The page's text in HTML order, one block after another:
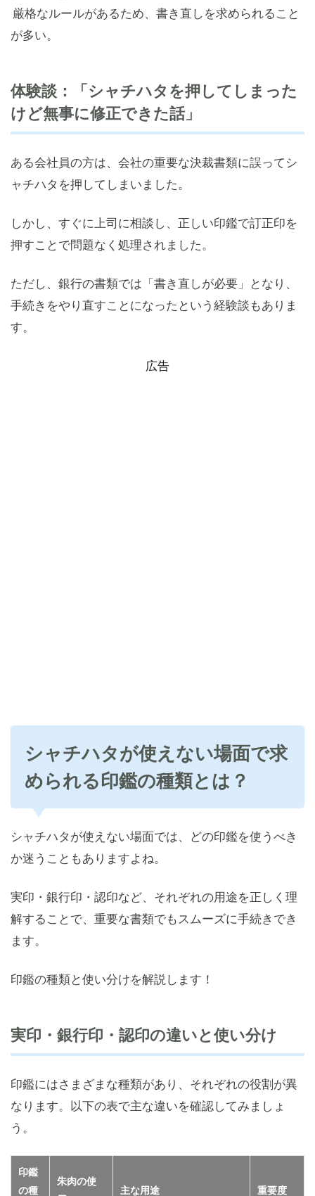
厳格なルールがあるため、書き直しを求められること
が多い。
体験談：「シャチハタを押してしまった
けど無事に修正できた話」
ある会社員の方は、会社の重要な決裁書類に誤ってシ
ャチハタを押してしまいました。
しかし、すぐに上司に相談し、正しい印鑑で訂正印を
押すことで問題なく処理されました。
ただし、銀行の書類では「書き直しが必要」となり、
手続きをやり直すことになったという経験談もありま
す。
広告
シャチハタが使えない場面で求
められる印鑑の種類とは？
シャチハタが使えない場面では、どの印鑑を使うべき
か迷うこともありますよね。
実印・銀行印・認印など、それぞれの用途を正しく理
解することで、重要な書類でもスムーズに手続きでき
ます。
印鑑の種類と使い分けを解説します！
実印・銀行印・認印の違いと使い分け
印鑑にはさまざまな種類があり、それぞれの役割が異
なります。以下の表で主な違いを確認してみましょ
う。
印鑑
の種
朱肉の使
主な用途 重要度